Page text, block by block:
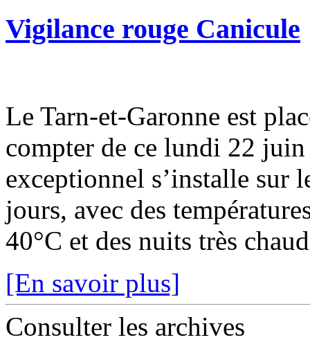
Vigilance rouge Canicule
Le Tarn-et-Garonne est
compter de ce lundi 22
exceptionnel s’installe sur
jours, avec des
40°C et des nuits très
[En savoir plus]
Consulter les archives